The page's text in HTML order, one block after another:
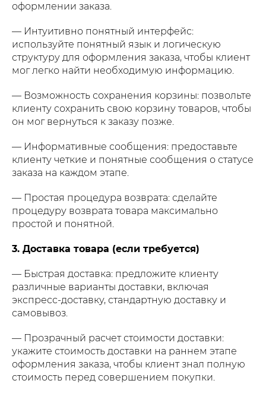
оформлении заказа.
— Интуитивно понятный интерфейс:
используйте понятный язык и логическую
структуру для оформления заказа, чтобы клиент
мог легко найти необходимую информацию.
— Возможность сохранения корзины: позвольте
клиенту сохранить свою корзину товаров, чтобы
он мог вернуться к заказу позже.
— Информативные сообщения: предоставьте
клиенту четкие и понятные сообщения о статусе
заказа на каждом этапе.
— Простая процедура возврата: сделайте
процедуру возврата товара максимально
простой и понятной.
3. Доставка товара (если требуется)
— Быстрая доставка: предложите клиенту
различные варианты доставки, включая
экспресс-доставку, стандартную доставку и
самовывоз.
— Прозрачный расчет стоимости доставки:
укажите стоимость доставки на раннем этапе
оформления заказа, чтобы клиент знал полную
стоимость перед совершением покупки.